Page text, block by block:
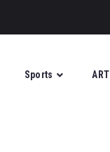
Sports ART